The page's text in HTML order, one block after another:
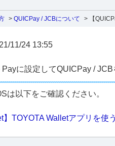
> QUICPay / JCBについて > 【
11/24 13:55
Payに設定してQUICPay /
は以下をご確認ください。
】TOYOTA Walletアプリを